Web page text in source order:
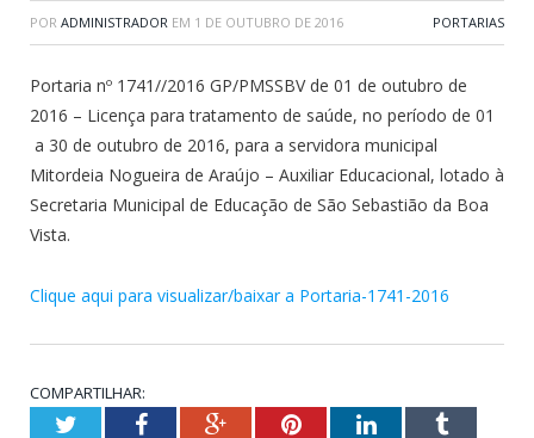
POR ADMINISTRADOR EM 1 DE OUTUBRO DE 2016 PORTARIAS
Portaria nº 1741//2016 GP/PMSSBV de 01 de outubro de
2016 – Licença para tratamento de saúde, no período de 01
a 30 de outubro de 2016, para a servidora municipal
Mitordeia Nogueira de Araújo – Auxiliar Educacional, lotado à
Secretaria Municipal de Educação de São Sebastião da Boa
Vista.
Clique aqui para visualizar/baixar a Portaria-1741-2016
COMPARTILHAR:
TwitterFacebookGoogle+PinterestLinkedInTumblr